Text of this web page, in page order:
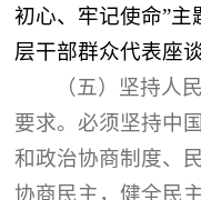
初心、牢记使命”
层干部群众代表座
（五）坚持人
要求。必须坚持中
和政治协商制度、
协商民主，健全民